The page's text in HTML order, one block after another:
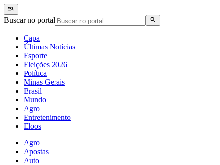
Buscar no portal
Capa
Últimas Notícias
Esporte
Eleições 2026
Política
Minas Gerais
Brasil
Mundo
Agro
Entretenimento
Eloos
Agro
Apostas
Auto